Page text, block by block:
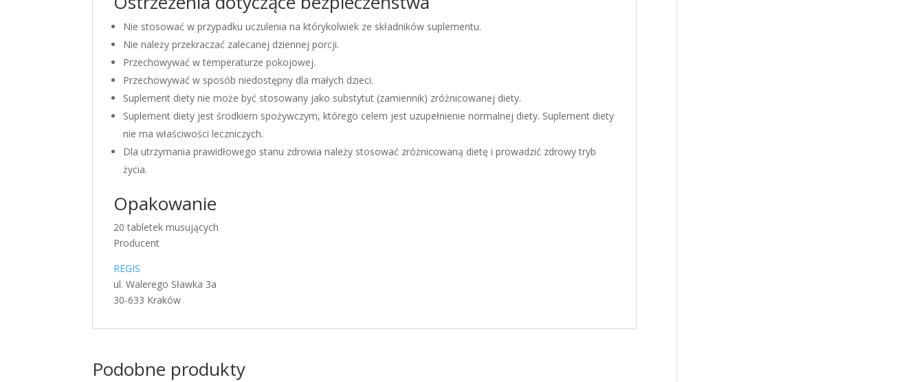
Nie stosować w przypadku uczulenia na którykolwiek ze składników suplementu.
Nie należy przekraczać zalecanej dziennej porcji.
Przechowywać w temperaturze pokojowej.
Przechowywać w sposób niedostępny dla małych dzieci.
Suplement diety nie może być stosowany jako substytut (zamiennik) zróżnicowanej diety.
Suplement diety jest środkiem spożywczym, którego celem jest uzupełnienie normalnej diety. Suplement diety
nie ma właściwości leczniczych.
Dla utrzymania prawidłowego stanu zdrowia należy stosować zróżnicowaną dietę i prowadzić zdrowy tryb
życia.
Opakowanie
20 tabletek musujących
Producent
REGIS
ul. Walerego Sławka 3a
30-633 Kraków
Podobne produkty